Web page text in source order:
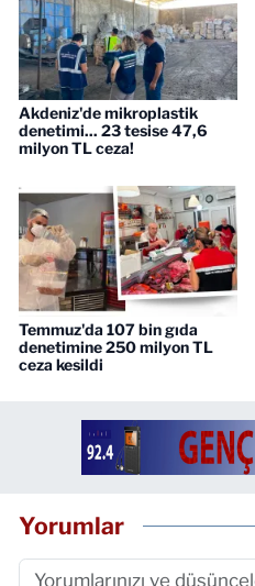
Akdeniz'de mikroplastik
denetimi... 23 tesise 47,6
milyon TL ceza!
Temmuz'da 107 bin gıda
denetimine 250 milyon TL
ceza kesildi
Yorumlar